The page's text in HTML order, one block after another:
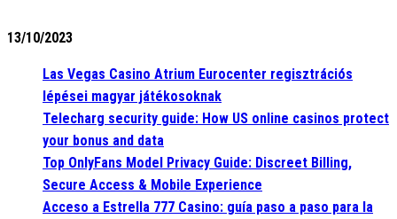
13/10/2023
Las Vegas Casino Atrium Eurocenter regisztrációs
lépései magyar játékosoknak
Telecharg security guide: How US online casinos protect
your bonus and data
Top OnlyFans Model Privacy Guide: Discreet Billing,
Secure Access & Mobile Experience
Acceso a Estrella 777 Casino: guía paso a paso para la